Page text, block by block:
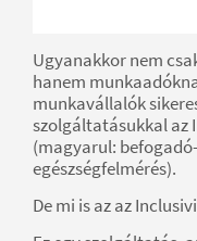
Ugyanakkor nem
hanem
munkavállalók
szolgáltatásukkal az
(magyarul:
egészségfelmérés).
De mi is az az